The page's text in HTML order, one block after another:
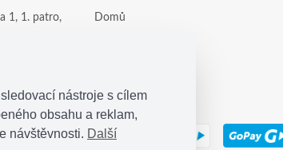
1, 1. patro,
Domů
nástroje s cílem
obsahu a reklam,
návštěvnosti. Další